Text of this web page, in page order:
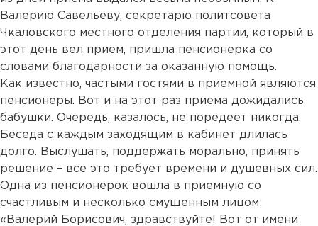
Валерию Савельеву, секретарю политсовета
Чкаловского местного отделения партии, который в
этот день вел прием, пришла пенсионерка со
словами благодарности за оказанную помощь.
Как известно, частыми гостями в приемной являются
пенсионеры. Вот и на этот раз приема дожидались
бабушки. Очередь, казалось, не поредеет никогда.
Беседа с каждым заходящим в кабинет длилась
долго. Выслушать, поддержать морально, принять
решение – все это требует времени и душевных сил.
Одна из пенсионерок вошла в приемную со
счастливым и несколько смущенным лицом:
«Валерий Борисович, здравствуйте! Вот от имени